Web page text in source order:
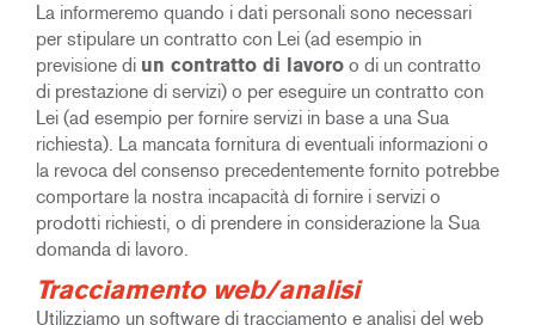
La informeremo quando i dati personali sono necessari
per stipulare un contratto con Lei (ad esempio in
previsione di un contratto di lavoro o di un contratto
di prestazione di servizi) o per eseguire un contratto con
Lei (ad esempio per fornire servizi in base a una Sua
richiesta). La mancata fornitura di eventuali informazioni o
la revoca del consenso precedentemente fornito potrebbe
comportare la nostra incapacità di fornire i servizi o
prodotti richiesti, o di prendere in considerazione la Sua
domanda di lavoro.
Tracciamento web/analisi
Utilizziamo un software di tracciamento e analisi del web